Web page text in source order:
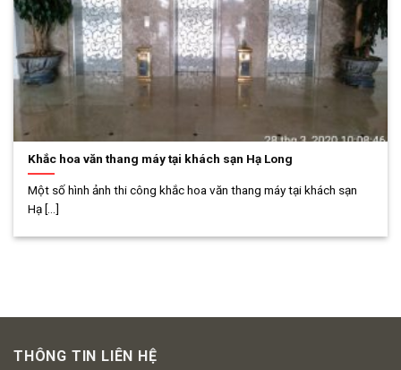
Khắc hoa văn thang máy tại khách sạn Hạ Long
Một số hình ảnh thi công khắc hoa văn thang máy tại khách sạn
Hạ [...]
THÔNG TIN LIÊN HỆ